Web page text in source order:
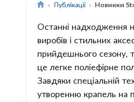
Публікації Новинки
Останні надходження
виробів і стильних
прийдешнього сезону,
це легке поліефірне
Завдяки спеціальній
утворенню крапель на